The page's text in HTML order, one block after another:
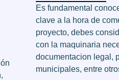
Es fundamental
clave a la hora de
proyecto, debes
con la maquinaria
documentacion legal,
municipales, entre